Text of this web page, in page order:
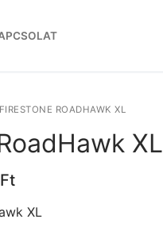
FIRESTONE ROADHAWK XL
XL
FtCurrent
is:XL